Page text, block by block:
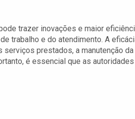
trazer inovações e maior
trabalho e do atendimento. A
prestados, a manutenção da
é essencial que as autoridades